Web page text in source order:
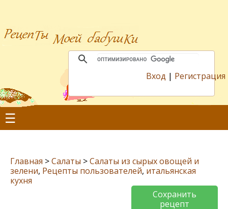
Вход | Регистрация
☰
Главная >Салаты >Салаты из сырых овощей и
зелени, Рецепты пользователей, итальянская
кухня
Сохранить
рецепт